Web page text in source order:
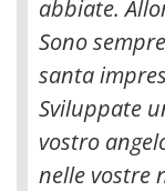
abbiate.
Sono
santa
Sviluppate
vostro
nelle vostre